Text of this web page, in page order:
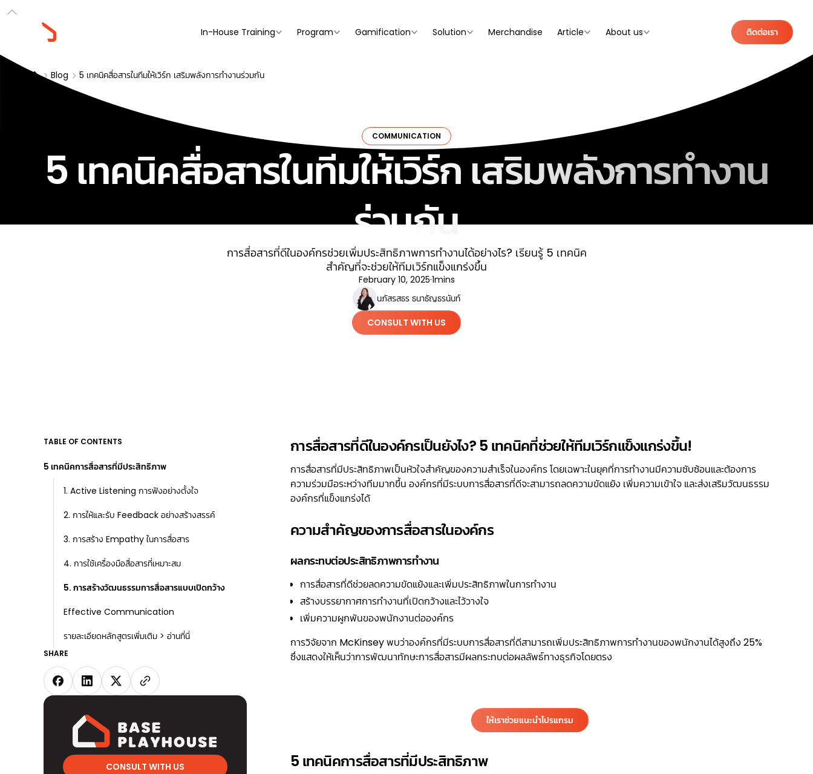
In-House Training Program Gamification Solution Merchandise Article About us ติดต่อเรา
Blog 5 เทคนิคสื่อสารในทีมให้เวิร์ก เสริมพลังการทำงานร่วมกัน
COMMUNICATION
5 เทคนิคสื่อสารในทีมให้เวิร์ก เสริมพลังการทำงาน
ร่วมกัน
การสื่อสารที่ดีในองค์กรช่วยเพิ่มประสิทธิภาพการทำงานได้อย่างไร? เรียนรู้ 5 เทคนิค
สำคัญที่จะช่วยให้ทีมเวิร์กแข็งแกร่งขึ้น
February 10, 2025·1mins
นภัสรสธร ธนาธัญธรนันท์
CONSULT WITH US
TABLE OF CONTENTS
5 เทคนิคการสื่อสารที่มีประสิทธิภาพ
1. Active Listening การฟังอย่างตั้งใจ
2. การให้และรับ Feedback อย่างสร้างสรรค์
3. การสร้าง Empathy ในการสื่อสาร
4. การใช้เครื่องมือสื่อสารที่เหมาะสม
5. การสร้างวัฒนธรรมการสื่อสารแบบเปิดกว้าง
Effective Communication
รายละเอียดหลักสูตรเพิ่มเติม > อ่านที่นี่
SHARE
CONSULT WITH US
การสื่อสารที่ดีในองค์กรเป็นยังไง? 5 เทคนิคที่ช่วยให้ทีมเวิร์กแข็งแกร่งขึ้น!
การสื่อสารที่มีประสิทธิภาพเป็นหัวใจสำคัญของความสำเร็จในองค์กร โดยเฉพาะในยุคที่การทำงานมีความซับซ้อนและต้องการ
ความร่วมมือระหว่างทีมมากขึ้น องค์กรที่มีระบบการสื่อสารที่ดีจะสามารถลดความขัดแย้ง เพิ่มความเข้าใจ และส่งเสริมวัฒนธรรม
องค์กรที่แข็งแกร่งได้
ความสำคัญของการสื่อสารในองค์กร
ผลกระทบต่อประสิทธิภาพการทำงาน
การสื่อสารที่ดีช่วยลดความขัดแย้งและเพิ่มประสิทธิภาพในการทำงาน
สร้างบรรยากาศการทำงานที่เปิดกว้างและไว้วางใจ
เพิ่มความผูกพันของพนักงานต่อองค์กร
การวิจัยจาก McKinsey พบว่าองค์กรที่มีระบบการสื่อสารที่ดีสามารถเพิ่มประสิทธิภาพการทำงานของพนักงานได้สูงถึง 25%
ซึ่งแสดงให้เห็นว่าการพัฒนาทักษะการสื่อสารมีผลกระทบต่อผลลัพธ์ทางธุรกิจโดยตรง
ให้เราช่วยแนะนำโปรแกรม
5 เทคนิคการสื่อสารที่มีประสิทธิภาพ